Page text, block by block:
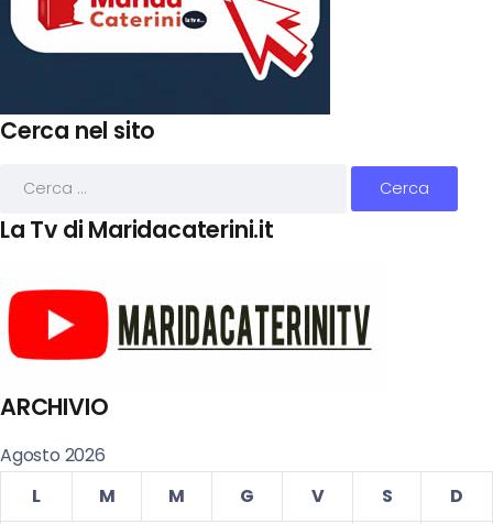
Cerca nel sito
La Tv di Maridacaterini.it
ARCHIVIO
Agosto 2026
L
M M G V S
D